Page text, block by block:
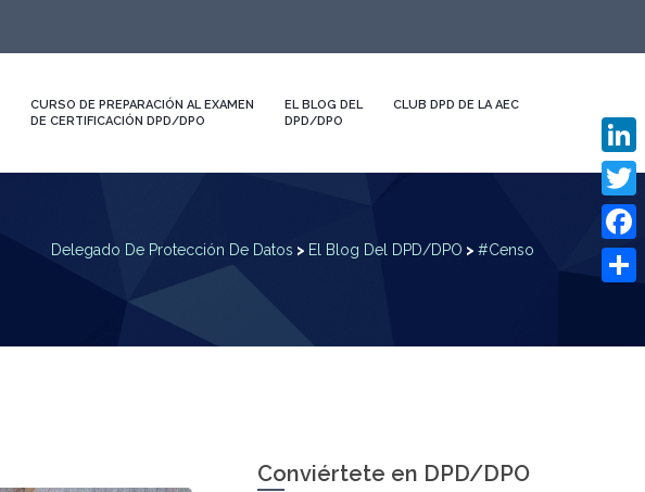
CURSO DE PREPARACIÓN AL EXAMEN
DE CERTIFICACIÓN DPD/DPO
EL BLOG DEL
DPD/DPO
CLUB DPD DE LA AEC
Delegado De Protección De Datos > El Blog Del DPD/DPO > #Censo
Conviértete en DPD/DPO